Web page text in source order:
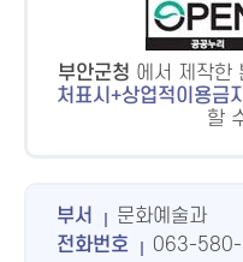
부안군청 에서 제작한
처표시+상업적이용금
할
부서
문화예술과
전화번호
063-